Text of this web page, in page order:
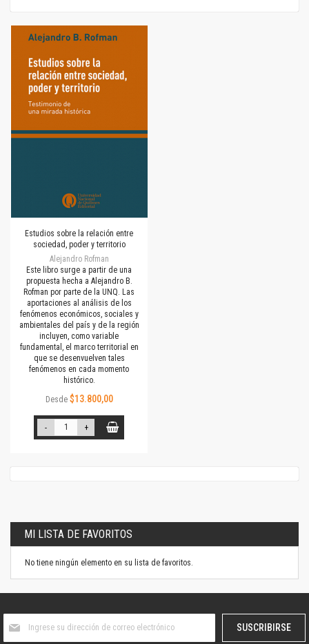
Estudios sobre la relación entre
sociedad, poder y territorio
Alejandro Rofman
Este libro surge a partir de una
propuesta hecha a Alejandro B.
Rofman por parte de la UNQ. Las
aportaciones al análisis de los
fenómenos económicos, sociales y
ambientales del país y de la región
incluyen, como variable
fundamental, el marco territorial en
que se desenvuelven tales
fenómenos en cada momento
histórico.
Desde $13.800,00
- +
MI LISTA DE FAVORITOS
No tiene ningún elemento en su lista de favoritos.
boletín
SUSCRIBIRSE